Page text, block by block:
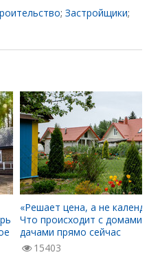
; Застройщики;
«Решает цена, а не
Что происходит с домами
дачами прямо сейчас
15403